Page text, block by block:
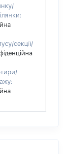
секції/